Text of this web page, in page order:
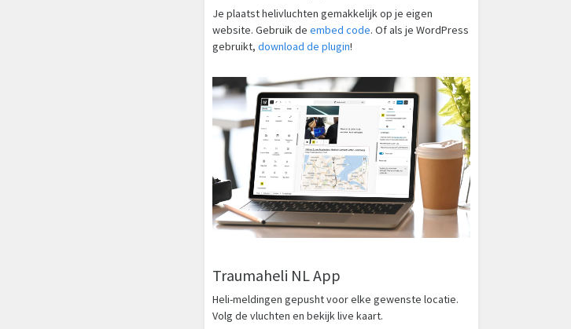
Je plaatst helivluchten gemakkelijk op je eigen
website. Gebruik de embed code. Of als je WordPress
gebruikt, download de plugin!
Traumaheli NL App
Heli-meldingen gepusht voor elke gewenste locatie.
Volg de vluchten en bekijk live kaart.